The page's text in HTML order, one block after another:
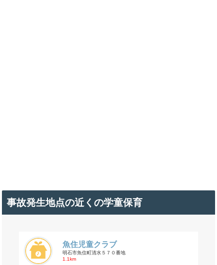
事故発生地点の近くの学童保育
魚住児童クラブ
明石市魚住町清水５７０番地
1.1km